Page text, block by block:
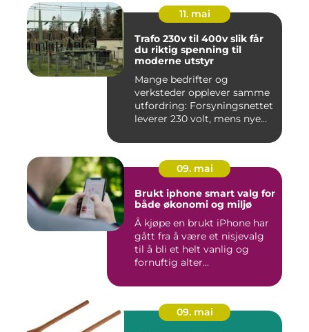
11. mai
Trafo 230v til 400v slik får
du riktig spenning til
moderne utstyr
Mange bedrifter og
verksteder opplever samme
utfordring: Forsyningsnettet
leverer 230 volt, mens nye...
09. mai
Brukt iphone smart valg for
både økonomi og miljø
Å kjøpe en brukt iPhone har
gått fra å være et nisjevalg
til å bli et helt vanlig og
fornuftig alter...
09. mai